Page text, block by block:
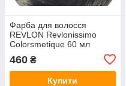
Фарба для волосся
REVLON Revlonissimo
Colorsmetique 60 мл
№2.10 Чорний Насичено
Попелястий
460 ₴
Купити